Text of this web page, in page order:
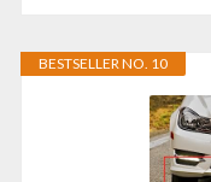
BESTSELLER NO. 10